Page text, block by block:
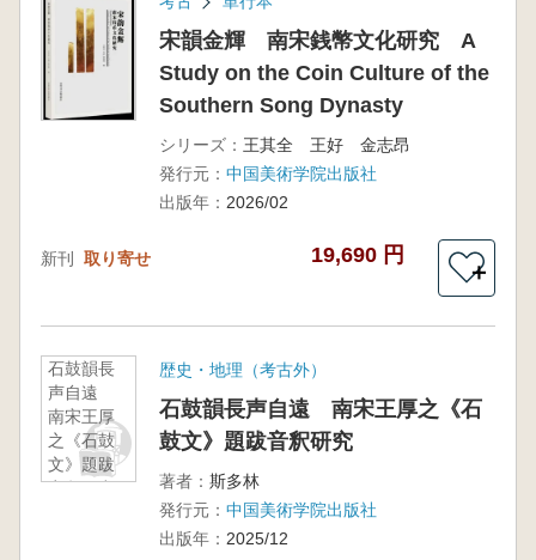
宋韻金輝 南宋銭幣文化研究 A
Study on the Coin Culture of the
Southern Song Dynasty
シリーズ： 王其全 王好 金志昂
発行元： 中国美術学院出版社
出版年： 2026/02
新刊 取り寄せ 19,690 円
＋
石鼓韻長
声自遠
南宋王厚
之《石鼓
文》題跋
音釈研究
歴史・地理（考古外）
石鼓韻長声自遠 南宋王厚之《石
鼓文》題跋音釈研究
著者： 斯多林
発行元： 中国美術学院出版社
出版年： 2025/12